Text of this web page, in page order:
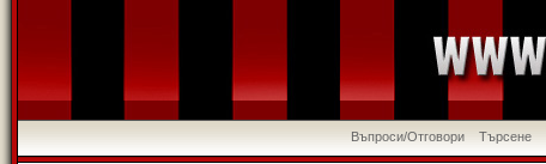
Въпроси/Отговори Търсене